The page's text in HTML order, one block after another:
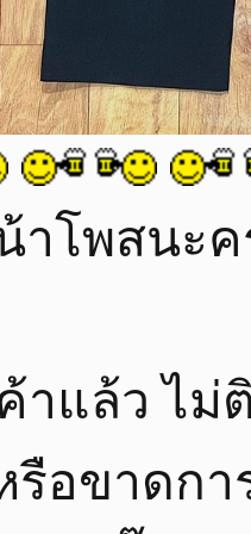
าโพสนะ
าแล้ว ไม่
รือขาดก